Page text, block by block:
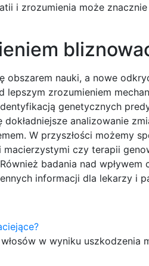
i zrozumienia może
obszarem nauki, a nowe
lepszym zrozumieniem
genetycznych
analizowanie
W przyszłości możemy
czy terapii
badania nad wpływem
informacji dla lekarzy i
w wyniku uszkodzenia